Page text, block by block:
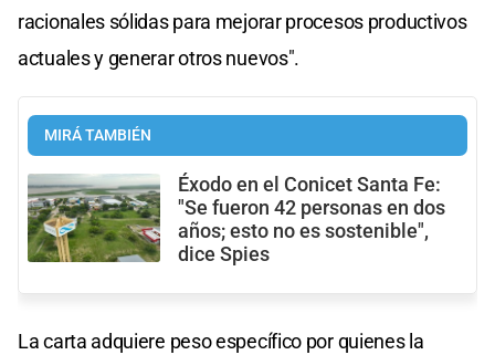
racionales sólidas para mejorar procesos productivos
actuales y generar otros nuevos".
MIRÁ TAMBIÉN
Éxodo en el Conicet Santa Fe:
"Se fueron 42 personas en dos
años; esto no es sostenible",
dice Spies
La carta adquiere peso específico por quienes la